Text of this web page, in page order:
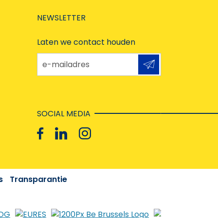
NEWSLETTER
Laten we contact houden
e-mailadres
SOCIAL MEDIA
Transparantie